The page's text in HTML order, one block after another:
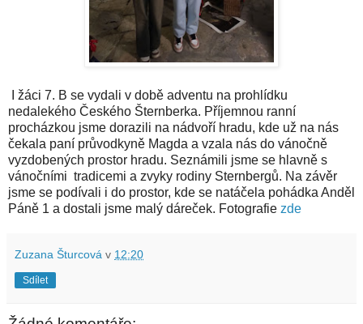
I žáci 7. B se vydali v době adventu na prohlídku
nedalekého Českého Šternberka. Příjemnou ranní
procházkou jsme dorazili na nádvoří hradu, kde už na nás
čekala paní průvodkyně Magda a vzala nás do vánočně
vyzdobených prostor hradu. Seznámili jsme se hlavně s
vánočními tradicemi a zvyky rodiny Sternbergů. Na závěr
jsme se podívali i do prostor, kde se natáčela pohádka Anděl
Páně 1 a dostali jsme malý dáreček. Fotografie zde
Zuzana Šturcová v 12:20
Sdílet